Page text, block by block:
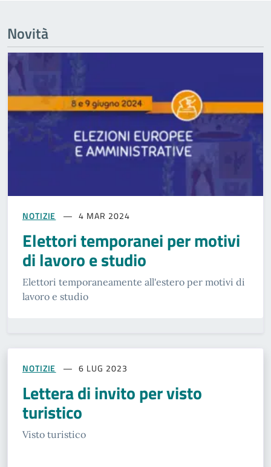
Novità
NOTIZIE 4 MAR 2024
Elettori temporanei per motivi
di lavoro e studio
Elettori temporaneamente all'estero per motivi di
lavoro e studio
NOTIZIE 6 LUG 2023
Lettera di invito per visto
turistico
Visto turistico